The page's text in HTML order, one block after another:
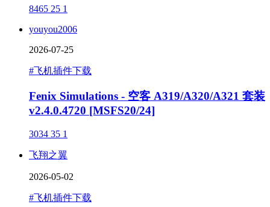
8465 25 1
youyou2006
2026-07-25
#飞机插件下载
Fenix Simulations - 空客 A319/A320/A321 套装
v2.4.0.4720 [MSFS20/24]
3034 35 1
飞翔之翼
2026-05-02
#飞机插件下载